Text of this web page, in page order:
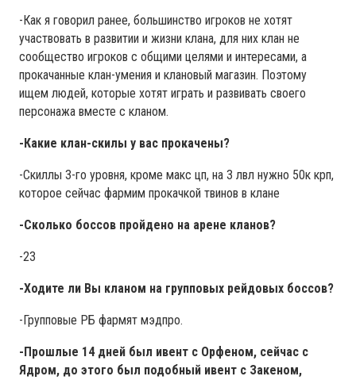
-Как я говорил ранее, большинство игроков не хотят
участвовать в развитии и жизни клана, для них клан не
сообщество игроков с общими целями и интересами, а
прокачанные клан-умения и клановый магазин. Поэтому
ищем людей, которые хотят играть и развивать своего
персонажа вместе с кланом.
-Какие клан-скилы у вас прокачены?
-Скиллы 3-го уровня, кроме макс цп, на 3 лвл нужно 50к крп,
которое сейчас фармим прокачкой твинов в клане
-Сколько боссов пройдено на арене кланов?
-23
-Ходите ли Вы кланом на групповых рейдовых боссов?
-Групповые РБ фармят мэдпро.
-Прошлые 14 дней был ивент с Орфеном, сейчас с
Ядром, до этого был подобный ивент с Закеном,